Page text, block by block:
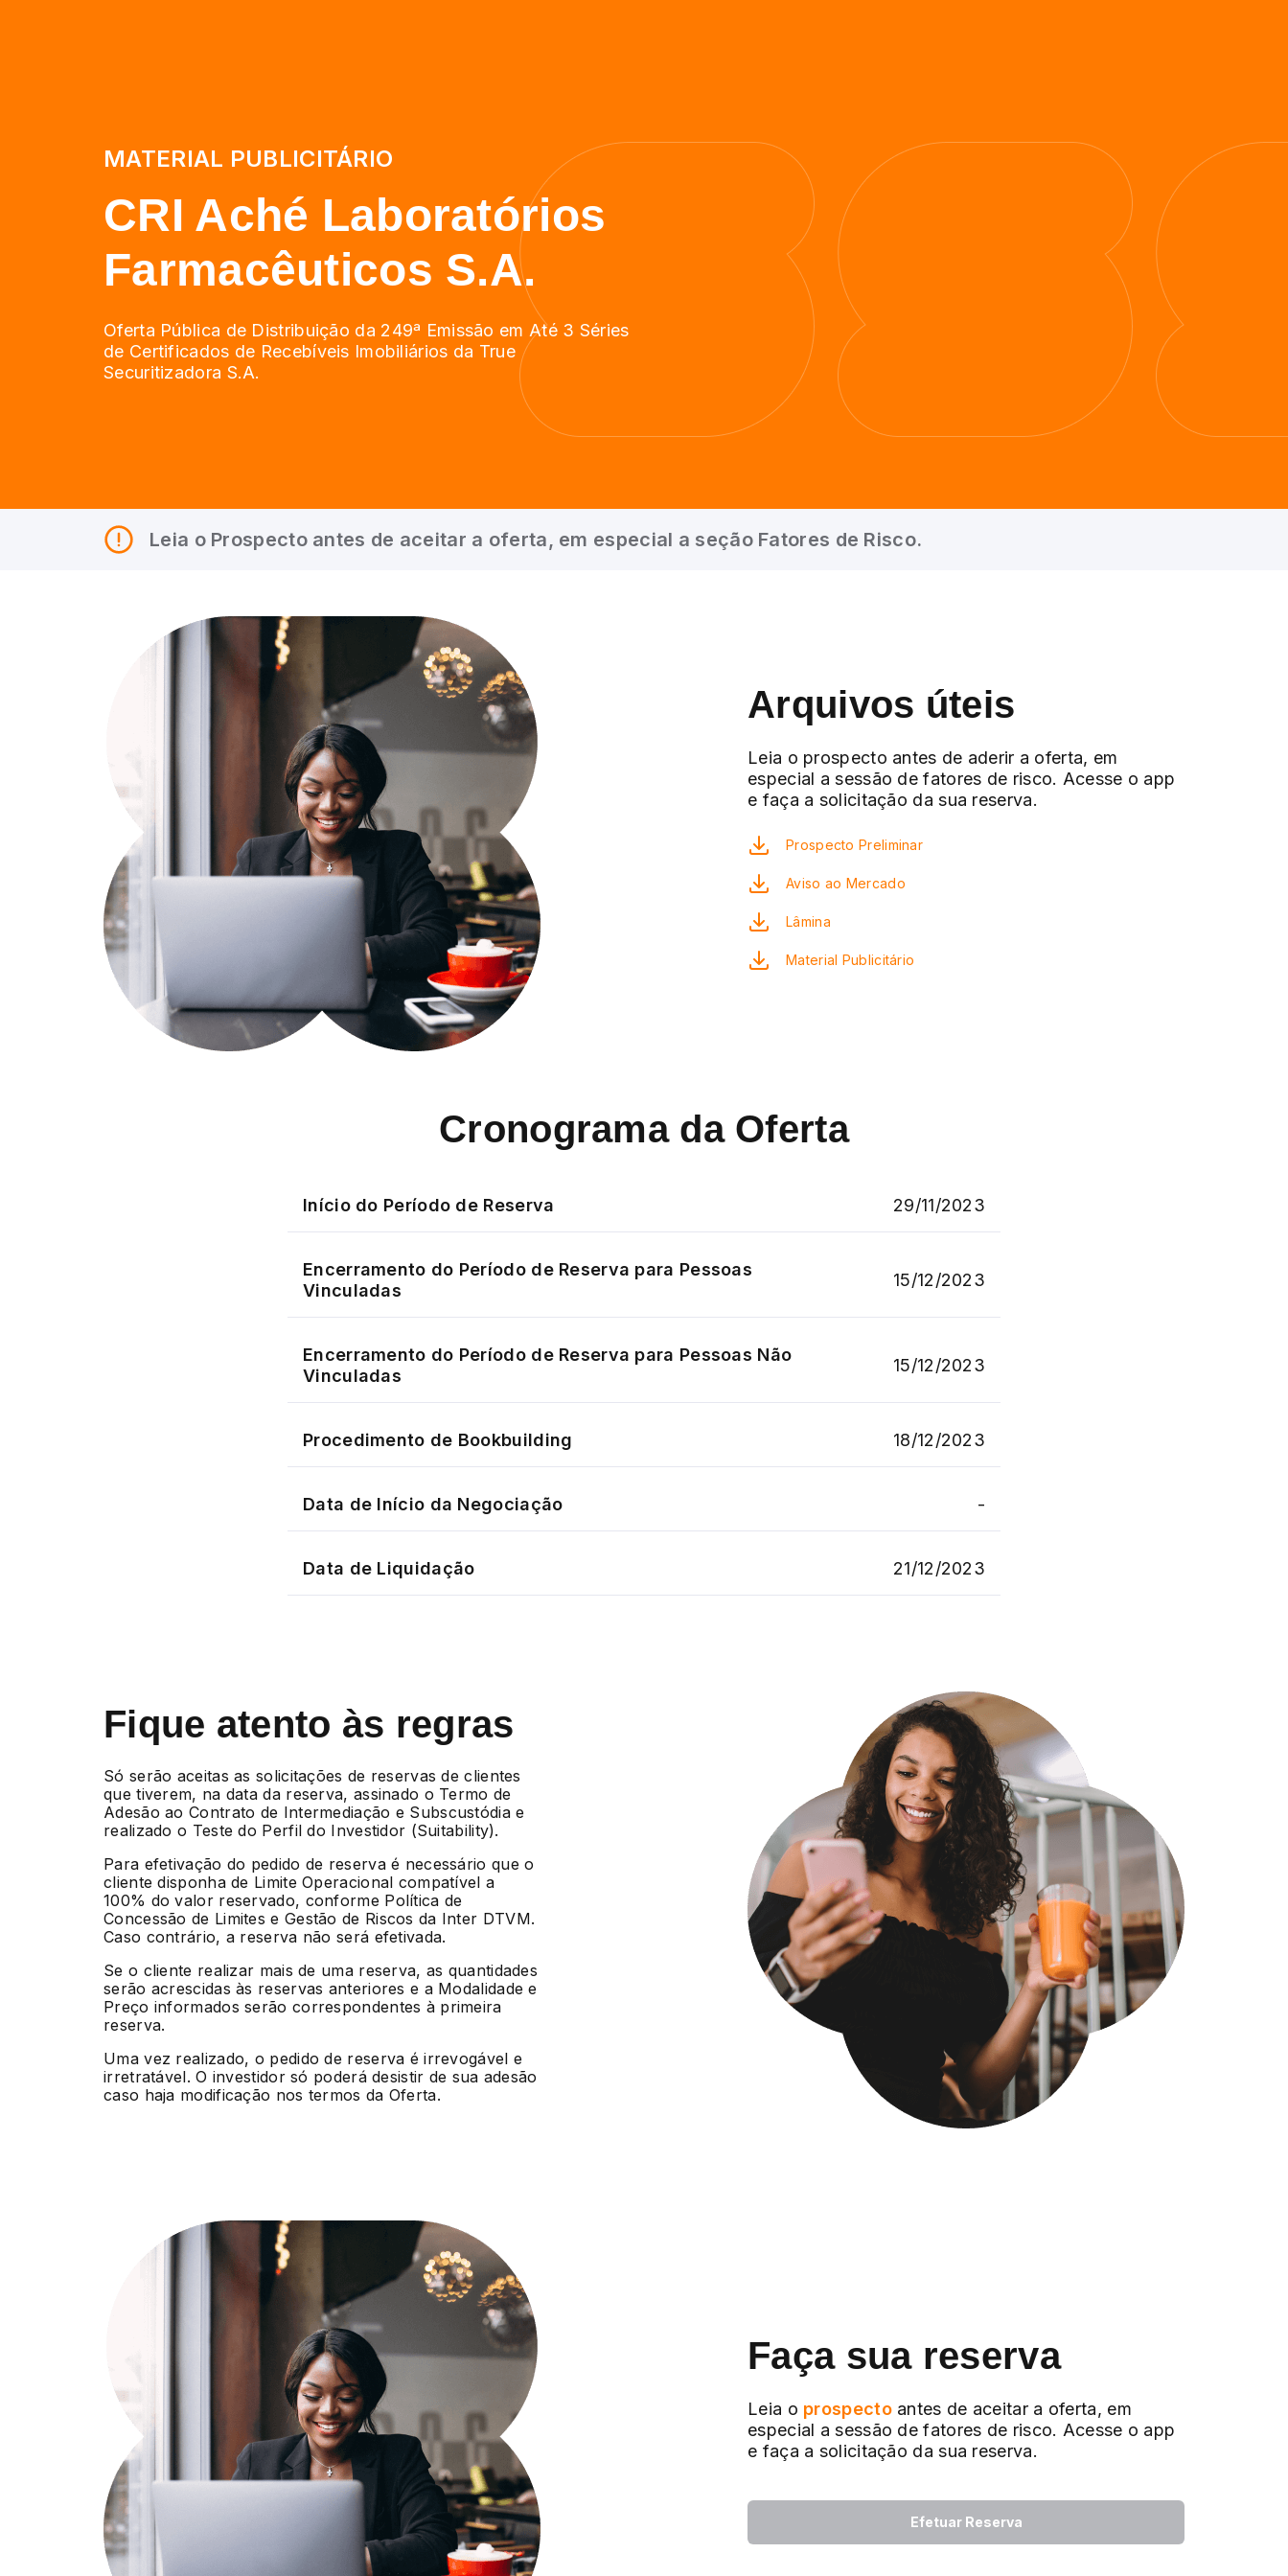
MATERIAL PUBLICITÁRIO
CRI Aché Laboratórios
Farmacêuticos S.A.
Oferta Pública de Distribuição da 249ª Emissão em Até 3 Séries
de Certificados de Recebíveis Imobiliários da True
Securitizadora S.A.
Leia o Prospecto antes de aceitar a oferta, em especial a seção Fatores de Risco.
Arquivos úteis
Leia o prospecto antes de aderir a oferta, em
especial a sessão de fatores de risco. Acesse o app
e faça a solicitação da sua reserva.
Prospecto Preliminar
Aviso ao Mercado
Lâmina
Material Publicitário
Cronograma da Oferta
Início do Período de Reserva 29/11/2023
Encerramento do Período de Reserva para Pessoas
Vinculadas
15/12/2023
Encerramento do Período de Reserva para Pessoas Não
Vinculadas
15/12/2023
Procedimento de Bookbuilding 18/12/2023
Data de Início da Negociação -
Data de Liquidação 21/12/2023
Fique atento às regras
Só serão aceitas as solicitações de reservas de clientes
que tiverem, na data da reserva, assinado o Termo de
Adesão ao Contrato de Intermediação e Subscustódia e
realizado o Teste do Perfil do Investidor (Suitability).
Para efetivação do pedido de reserva é necessário que o
cliente disponha de Limite Operacional compatível a
100% do valor reservado, conforme Política de
Concessão de Limites e Gestão de Riscos da Inter DTVM.
Caso contrário, a reserva não será efetivada.
Se o cliente realizar mais de uma reserva, as quantidades
serão acrescidas às reservas anteriores e a Modalidade e
Preço informados serão correspondentes à primeira
reserva.
Uma vez realizado, o pedido de reserva é irrevogável e
irretratável. O investidor só poderá desistir de sua adesão
caso haja modificação nos termos da Oferta.
Faça sua reserva
Leia o prospecto antes de aceitar a oferta, em
especial a sessão de fatores de risco. Acesse o app
e faça a solicitação da sua reserva.
Efetuar Reserva